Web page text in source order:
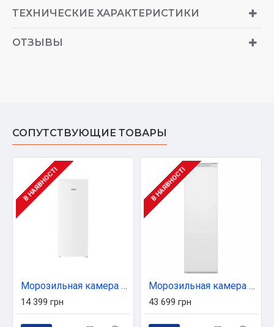
ТЕХНИЧЕСКИЕ ХАРАКТЕРИСТИКИ
ОТЗЫВЫ
СОПУТСТВУЮЩИЕ ТОВАРЫ
В НАЯВНОСТІ
Морозильная камера PRIME Technics FSN 1413 E
14 399 грн
В НАЯВНОСТІ
Морозильная камера Whirlpool WHSD18F013D1
43 699 грн